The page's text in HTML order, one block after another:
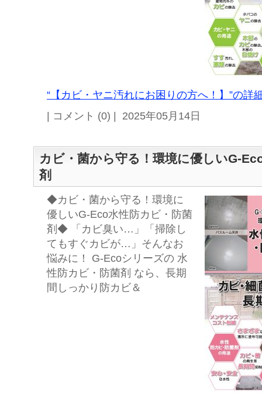
“【カビ・ヤニ汚れにお困りの方へ！】”の詳
| コメント (0) | 2025年05月14日
カビ・菌から守る！環境に優しいG-
剤
◆カビ・菌から守る！環境に
優しいG-Eco水性防カビ・防菌
剤◆ 「カビ臭い…」「掃除し
てもすぐカビが…」そんなお
悩みに！ G-Ecoシリーズの 水
性防カビ・防菌剤 なら、長期
間しっかり防カビ＆